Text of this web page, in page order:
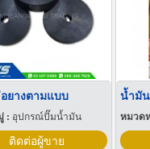
ยางตามแบบ
: อุปกรณ์ปั๊มน้ำมัน
ติดต่อผู้ขาย
น้ำมั
หมวด